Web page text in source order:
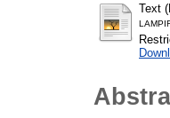
Text